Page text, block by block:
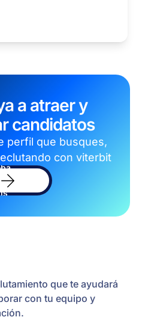
a atraer y
candidatos
perfil que busques,
con viterbit
que te ayudará
con tu equipo y